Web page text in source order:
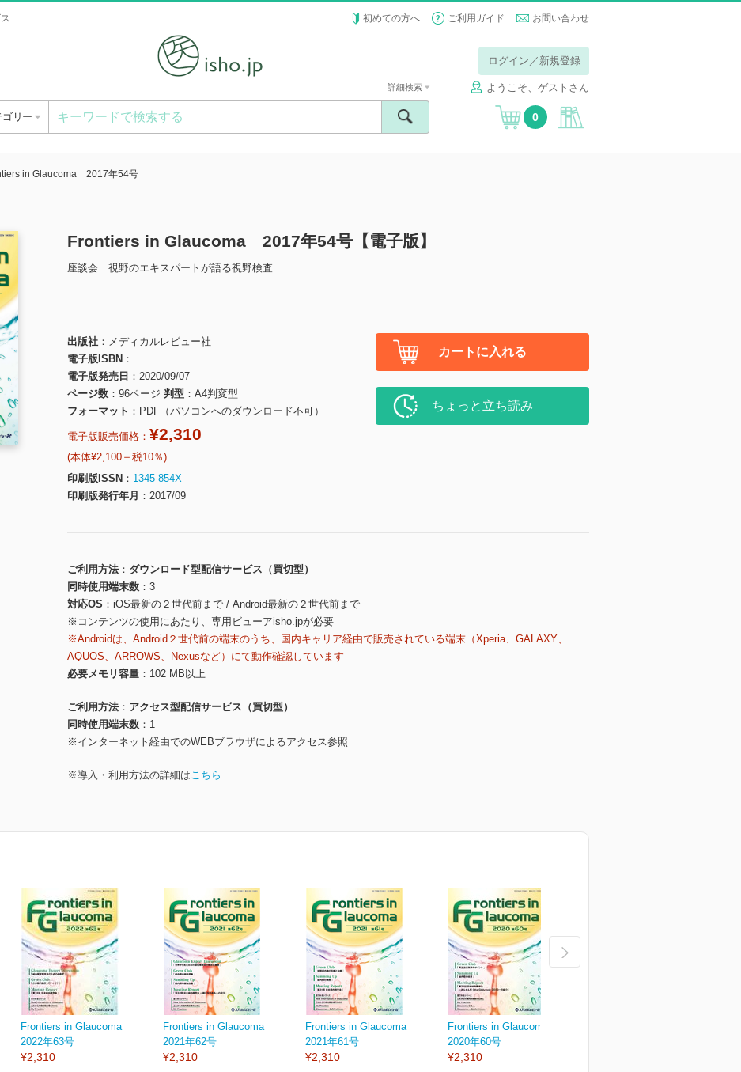
初めての方へ ご利用ガイド お問い合わせ
ログイン／新規登録
ようこそ、ゲストさん
ゴリー
詳細検索
0
in Glaucoma 2017年54号
Frontiers in Glaucoma 2017年54号【電子版】
座談会 視野のエキスパートが語る視野検査
出版社
メディカルレビュー社
電子版ISBN
電子版発売日
2020/09/07
ページ数
96ページ 判型
A4判変型
フォーマット
PDF（パソコンへのダウンロード不可）
電子版販売価格： ¥2,310
(本体¥2,100＋税10％)
印刷版ISSN
1345-854X
印刷版発行年月
2017/09
カートに入れる
ちょっと立ち読み
ご利用方法
ダウンロード型配信サービス（買切型）
同時使用端末数
3
対応OS
iOS最新の２世代前まで / Android最新の２世代前まで
※コンテンツの使用にあたり、専用ビューアisho.jpが必要
※Androidは、Android２世代前の端末のうち、国内キャリア経由で販売されている端末（Xperia、GALAXY、
AQUOS、ARROWS、Nexusなど）にて動作確認しています
必要メモリ容量
102 MB以上
ご利用方法
アクセス型配信サービス（買切型）
同時使用端末数
1
※インターネット経由でのWEBブラウザによるアクセス参照
※導入・利用方法の詳細はこちら
Frontiers in Glaucoma
2022年63号
¥2,310
Frontiers in Glaucoma
2021年62号
¥2,310
Frontiers in Glaucoma
2021年61号
¥2,310
Frontiers in Glaucoma
2020年60号
¥2,310